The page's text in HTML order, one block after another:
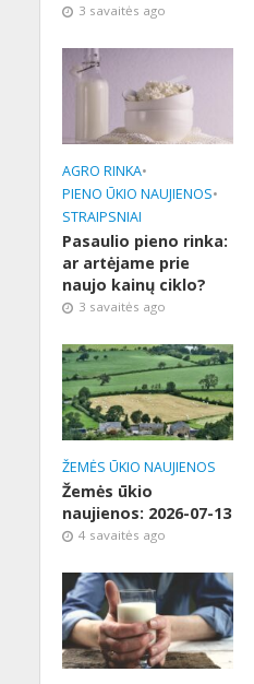
3 savaitės ago
AGRO RINKA•
PIENO ŪKIO NAUJIENOS•
STRAIPSNIAI
Pasaulio pieno rinka:
ar artėjame prie
naujo kainų ciklo?
3 savaitės ago
ŽEMĖS ŪKIO NAUJIENOS
Žemės ūkio
naujienos: 2026-07-13
4 savaitės ago